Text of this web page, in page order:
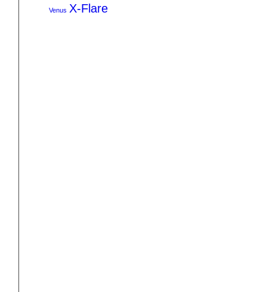
Venus X-Flare